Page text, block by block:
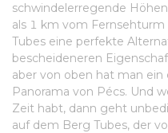
schwindelerregende
als 1 km vom
Tubes eine perfekte
bescheideneren
aber von oben hat man
Panorama von Pécs. Und
Zeit habt, dann geht
auf dem Berg Tubes, der